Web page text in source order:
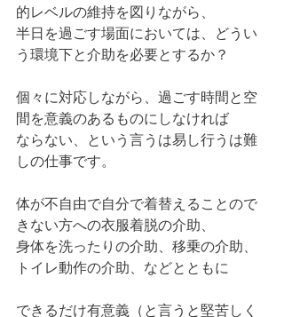
的レベルの維持を図りながら、
半日を過ごす場面においては、どうい
う環境下と介助を必要とするか？
個々に対応しながら、過ごす時間と空
間を意義のあるものにしなければ
ならない、という言うは易し行うは難
しの仕事です。
体が不自由で自分で着替えることので
きない方への衣服着脱の介助、
身体を洗ったりの介助、移乗の介助、
トイレ動作の介助、などとともに
できるだけ有意義（と言うと堅苦しく